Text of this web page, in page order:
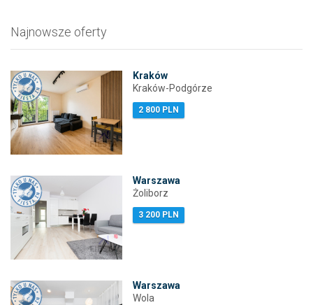
Najnowsze oferty
Kraków
Kraków-Podgórze
2 800 PLN
Warszawa
Żoliborz
3 200 PLN
Warszawa
Wola